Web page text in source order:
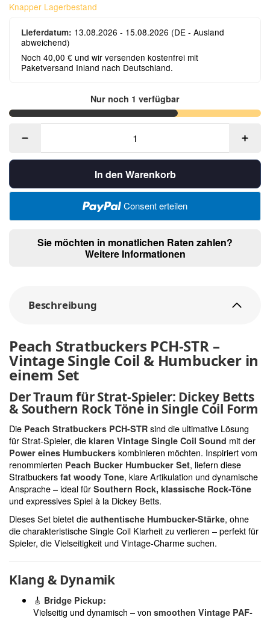
Knapper Lagerbestand
Lieferdatum: 13.08.2026 - 15.08.2026 (DE - Ausland
abweichend)
Noch 40,00 € und wir versenden kostenfrei mit
Paketversand Inland nach Deutschland.
Nur noch 1 verfügbar
In den Warenkorb
Consent erteilen
Sie möchten in monatlichen Raten zahlen?
Weitere Informationen
Beschreibung
Peach Stratbuckers PCH-STR –
Vintage Single Coil & Humbucker in
einem Set
Der Traum für Strat-Spieler: Dickey Betts
& Southern Rock Töne in Single Coil Form
Die Peach Stratbuckers PCH-STR sind die ultimative Lösung
für Strat-Spieler, die klaren Vintage Single Coil Sound mit der
Power eines Humbuckers kombinieren möchten. Inspiriert vom
renommierten Peach Bucker Humbucker Set, liefern diese
Stratbuckers fat woody Tone, klare Artikulation und dynamische
Ansprache – ideal für Southern Rock, klassische Rock-Töne
und expressives Spiel à la Dickey Betts.
Dieses Set bietet die authentische Humbucker-Stärke, ohne
die charakteristische Single Coil Klarheit zu verlieren – perfekt für
Spieler, die Vielseitigkeit und Vintage-Charme suchen.
Klang & Dynamik
🎸 Bridge Pickup:
Vielseitig und dynamisch – von smoothen Vintage PAF-